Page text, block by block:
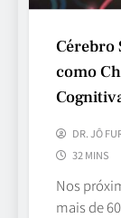
Cérebro
como
DR. JÔ
32 MINS
Nos
mais de